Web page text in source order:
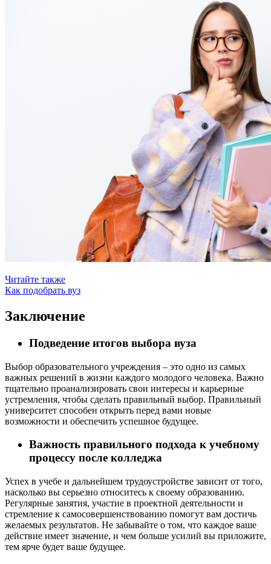
Читайте также
Как подобрать вуз
Заключение
Подведение итогов выбора вуза
Выбор образовательного учреждения – это одно из самых
важных решений в жизни каждого молодого человека. Важно
тщательно проанализировать свои интересы и карьерные
устремления, чтобы сделать правильный выбор. Правильный
университет способен открыть перед вами новые
возможности и обеспечить успешное будущее.
Важность правильного подхода к учебному
процессу после колледжа
Успех в учебе и дальнейшем трудоустройстве зависит от того,
насколько вы серьезно относитесь к своему образованию.
Регулярные занятия, участие в проектной деятельности и
стремление к самосовершенствованию помогут вам достичь
желаемых результатов. Не забывайте о том, что каждое ваше
действие имеет значение, и чем больше усилий вы приложите,
тем ярче будет ваше будущее.